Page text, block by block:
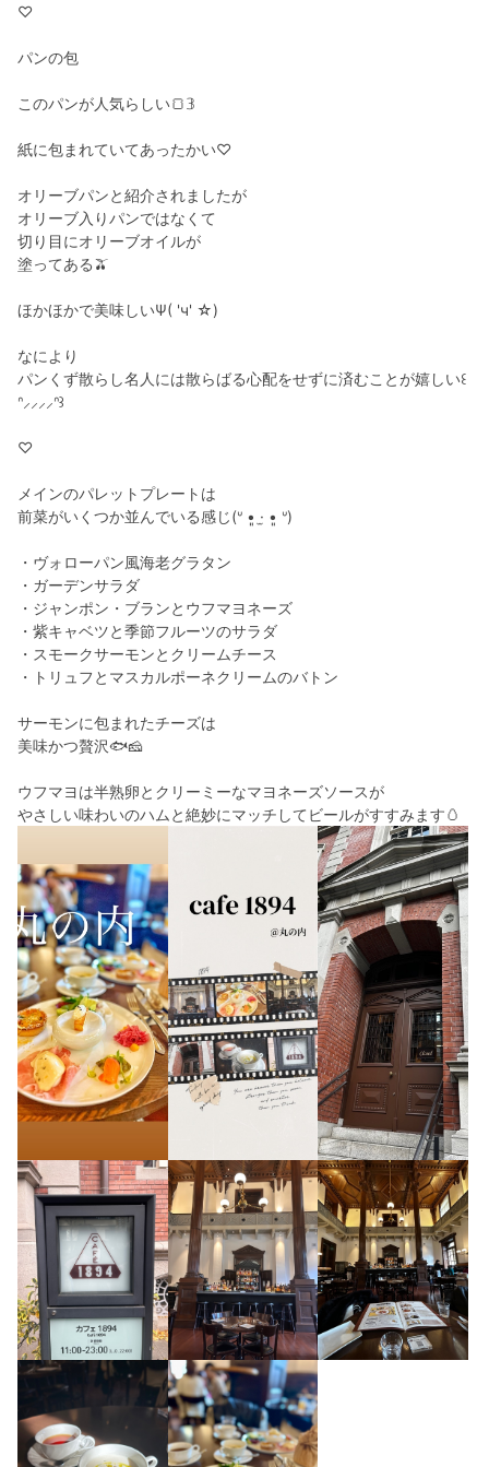
♡
パンの包
このパンが人気らしい🍞𝟛
紙に包まれていてあったかい♡
オリーブパンと紹介されましたが
オリーブ入りパンではなくて
切り目にオリーブオイルが
塗ってある🫒
ほかほかで美味しいΨ( 'ч' ☆)
なにより
パンくず散らし名人には散らばる心配をせずに済むことが嬉しい꒰
ᐢ⸝⸝⸝⸝ᐢ꒱
♡
メインのパレットプレートは
前菜がいくつか並んでいる感じ(ᐡ •͈ ·̫ •͈ ᐡ)
・ヴォローパン風海老グラタン
・ガーデンサラダ
・ジャンポン・ブランとウフマヨネーズ
・紫キャベツと季節フルーツのサラダ
・スモークサーモンとクリームチース
・トリュフとマスカルポーネクリームのバトン
サーモンに包まれたチーズは
美味かつ贅沢🐟🧀
ウフマヨは半熟卵とクリーミーなマヨネーズソースが
やさしい味わいのハムと絶妙にマッチしてビールがすすみます🥚